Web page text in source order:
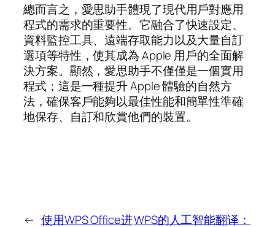
總而言之，愛思助手體現了現代用戶對應用
程式的需求的重要性。它融合了快速設定、
資料監控工具、遠端存取能力以及大量自訂
選項等特性，使其成為 Apple 用戶的全面解
決方案。顯然，愛思助手不僅僅是一個實用
程式；這是一種提升 Apple 體驗的自然方
法，確保客戶能夠以最佳性能和簡單性準確
地保存、自訂和欣賞他們的裝置。
← 使用WPS Office进WPS的人工智能翻译：